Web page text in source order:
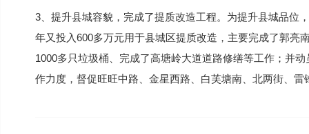
3、提升县城容貌，完成了提质改造工程。为提升县城品位
年又投入600多万元用于县城区提质改造，主要完成了郭亮
1000多只垃圾桶、完成了高塘岭大道道路修缮等工作；并
作力度，督促旺旺中路、金星西路、白芙塘南、北两街、雷